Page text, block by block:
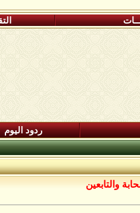
ردود اليوم
والتابعين